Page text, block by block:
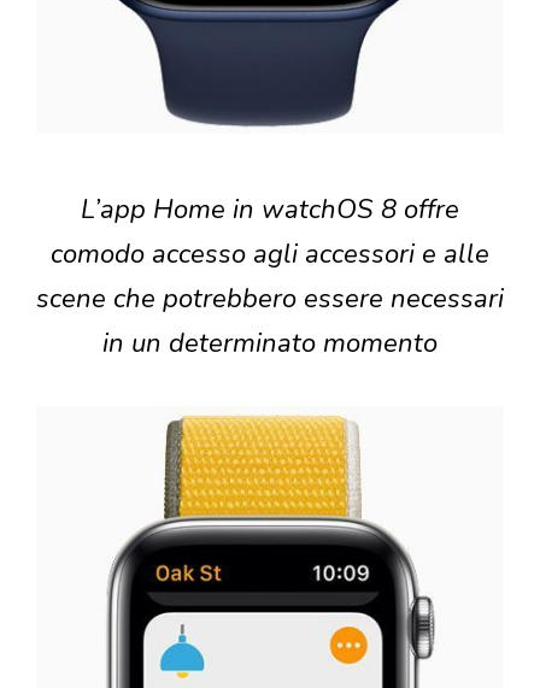
L’app Home in watchOS 8 offre
comodo accesso agli accessori e alle
scene che potrebbero essere necessari
in un determinato momento